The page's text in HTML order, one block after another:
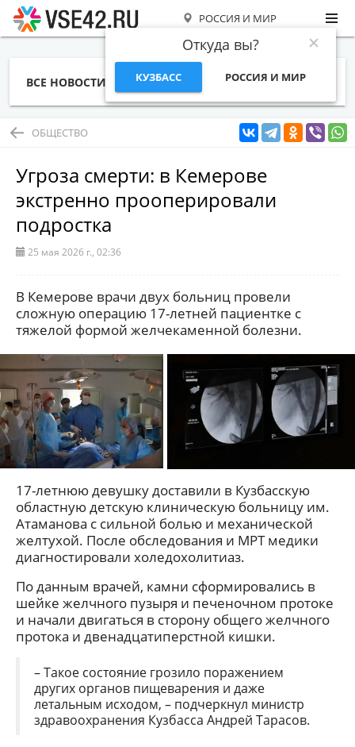
РОССИЯ И МИР
Откуда вы?
КУЗБАСС РОССИЯ И МИР
ВСЕ НОВОСТИ СТАТЬИ ТЕМЫ ФОТО
ОБЩЕСТВО
Угроза смерти: в Кемерове
экстренно прооперировали
подростка
25 мая 2026 г., 02:36
В Кемерове врачи двух больниц провели
сложную операцию 17-летней пациентке с
тяжелой формой желчекаменной болезни.
17-летнюю девушку доставили в Кузбасскую
областную детскую клиническую больницу им.
Атаманова с сильной болью и механической
желтухой. После обследования и МРТ медики
диагностировали холедохолитиаз.
По данным врачей, камни сформировались в
шейке желчного пузыря и печеночном протоке
и начали двигаться в сторону общего желчного
протока и двенадцатиперстной кишки.
– Такое состояние грозило поражением
других органов пищеварения и даже
летальным исходом, – подчеркнул министр
здравоохранения Кузбасса Андрей Тарасов.